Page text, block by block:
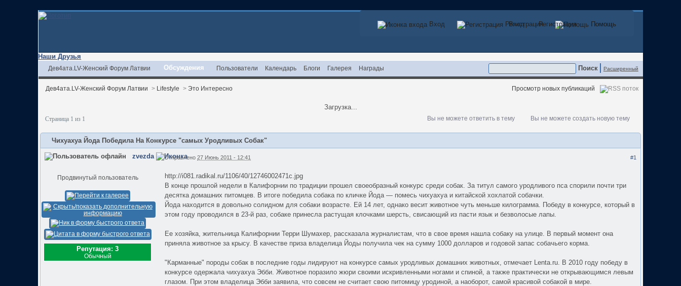
Вход Регистрация Помощь
Вход Регистрация Помощь
Наши Друзья
Расширенный
Дев4ата.LV-Женский Форум Латвии Обсуждения Пользователи Календарь Блоги Галерея Награды
Дев4ата.LV-Женский Форум Латвии > Lifestyle > Это Интересно Просмотр новых публикаций
Загрузка...
Страница 1 из 1 Вы не можете создать новую тему
Вы не можете ответить в тему
Чихуахуа Йода Победила На Конкурсе "самых Уродливых Собак"
#1
zvezda
Продвинутый пользователь
Репутация: 3
Обычный
Отправлено27 Июнь 2011 - 12:41
http://i081.radikal.ru/1106/40/12746002471c.jpg
В конце прошлой недели в Калифорнии по традиции прошел своеобразный конкурс среди собак. За титул самого уродливого пса спорили почти три
десятка домашних питомцев. В итоге победила собака по кличке Йода — помесь чихуахуа и китайской хохлатой собачки.
Йода находится в довольно солидном для собаки возрасте. Ей 14 лет, однако весит животное чуть меньше килограмма. Победу в конкурсе, который в
этом году проводился в 23-й раз, собаке принесла растущая клочками шерсть, свисающий из пасти язык и безволосые лапы.
Ее хозяйка, жительница Калифорнии Терри Шумахер, рассказала журналистам, что в свое время нашла собаку на улице. В первый момент она
приняла животное за крысу. В качестве приза владелица Йоды получила чек на сумму 1000 долларов и годовой запас собачьего корма.
"Карманные" породы собак в последние годы лидируют на конкурсе самых уродливых домашних животных, отмечает Lenta.ru. В 2010 году победу в
конкурсе одержала чихуахуа Эбби. Животное поразило жюри своими искривленными ногами и спиной, а также практически не открывающимся левым
глазом. При этом владелица Эбби заявила, что совсем не считает свою питомицу уродиной, а наоборот, самой красивой собакой в мире.